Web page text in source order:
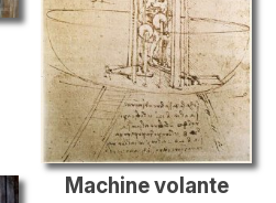
Machine volante